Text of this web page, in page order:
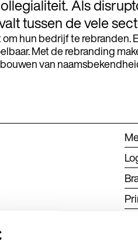
Als
tussen de vele
om hun bedrijf te
Met de rebranding
van